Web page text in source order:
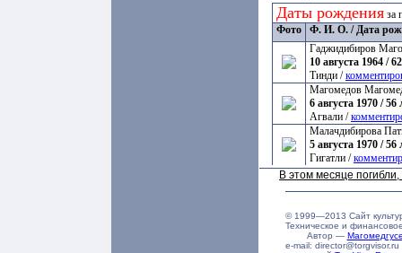
Даты рождения за
Фото
Ф. И. О. / Дата
Гаджидибиров
10 августа 1964 /
Тинди /
Магомедов
6 августа 1970 / 56
Агвали /
Малачдибирова
5 августа 1970 / 56
Гигатли /
В этом месяце
© 1999—2013 Сайт
Техническое и
Автор —
e-mail: